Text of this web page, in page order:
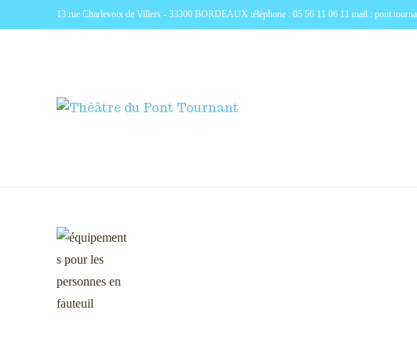
13 rue Charlevoix de Villers - 33300 BORDEAUX téléphone : 05 56 11 06 11 mail :